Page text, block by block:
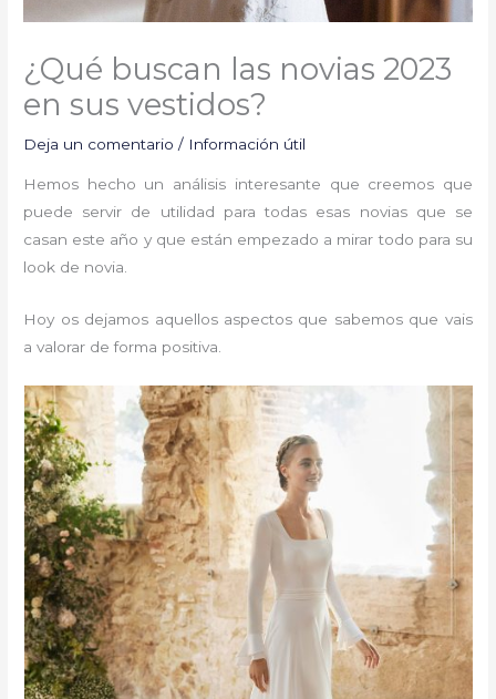
¿Qué buscan las novias 2023
en sus vestidos?
Deja un comentario / Información útil
Hemos hecho un análisis interesante que creemos que
puede servir de utilidad para todas esas novias que se
casan este año y que están empezado a mirar todo para su
look de novia.
Hoy os dejamos aquellos aspectos que sabemos que vais
a valorar de forma positiva.